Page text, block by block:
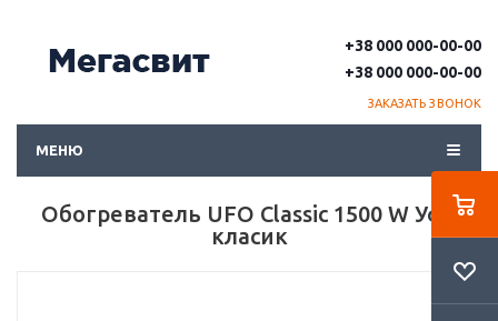
+38 000 000-00-00
+38 000 000-00-00
ЗАКАЗАТЬ ЗВОНОК
МЕНЮ
Обогреватель UFO Classic 1500 W Уфо
класик